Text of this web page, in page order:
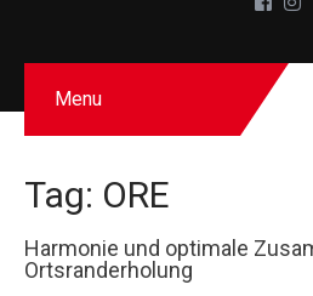
Menu
Tag: ORE
Harmonie und optimale
Ortsranderholung